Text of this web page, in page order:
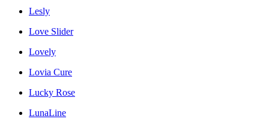
Lesly
Love Slider
Lovely
Lovia Cure
Lucky Rose
LunaLine